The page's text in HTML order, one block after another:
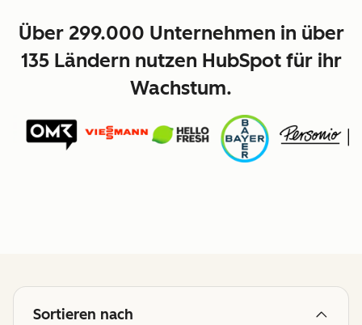
Über 299.000 Unternehmen in über
135 Ländern nutzen HubSpot für ihr
Wachstum.
Sortieren nach